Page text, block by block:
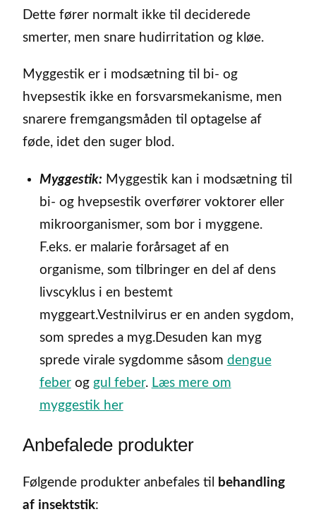
Dette fører normalt ikke til deciderede
smerter, men snare hudirritation og kløe.
Myggestik er i modsætning til bi- og
hvepsestik ikke en forsvarsmekanisme, men
snarere fremgangsmåden til optagelse af
føde, idet den suger blod.
Myggestik: Myggestik kan i modsætning til
bi- og hvepsestik overfører voktorer eller
mikroorganismer, som bor i myggene.
F.eks. er malarie forårsaget af en
organisme, som tilbringer en del af dens
livscyklus i en bestemt
myggeart.Vestnilvirus er en anden sygdom,
som spredes a myg.Desuden kan myg
sprede virale sygdomme såsom dengue
feberog gul feber. Læs mere om
myggestik her
Anbefalede produkter
Følgende produkter anbefales til
behandling
af insektstik: